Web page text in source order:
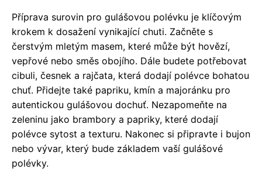
Příprava surovin pro gulášovou polévku je klíčovým
krokem k dosažení vynikající chuti. Začněte s
čerstvým mletým masem, které může být hovězí,
vepřové nebo směs obojího. Dále budete potřebovat
cibuli, česnek a rajčata, která dodají polévce bohatou
chuť. Přidejte také papriku, kmín a majoránku pro
autentickou gulášovou dochuť. Nezapomeňte na
zeleninu jako brambory a papriky, které dodají
polévce sytost a texturu. Nakonec si připravte i bujon
nebo vývar, který bude základem vaší gulášové
polévky.